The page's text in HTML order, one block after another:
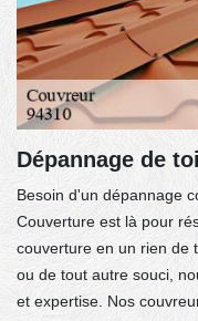
Dépannage de
Besoin d'un dépannage
Couverture est là pour
couverture en un rien de
ou de tout autre souci,
et expertise. Nos